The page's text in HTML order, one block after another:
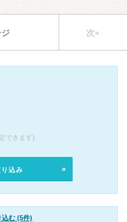
次»
できます)
込み
込む (5件)